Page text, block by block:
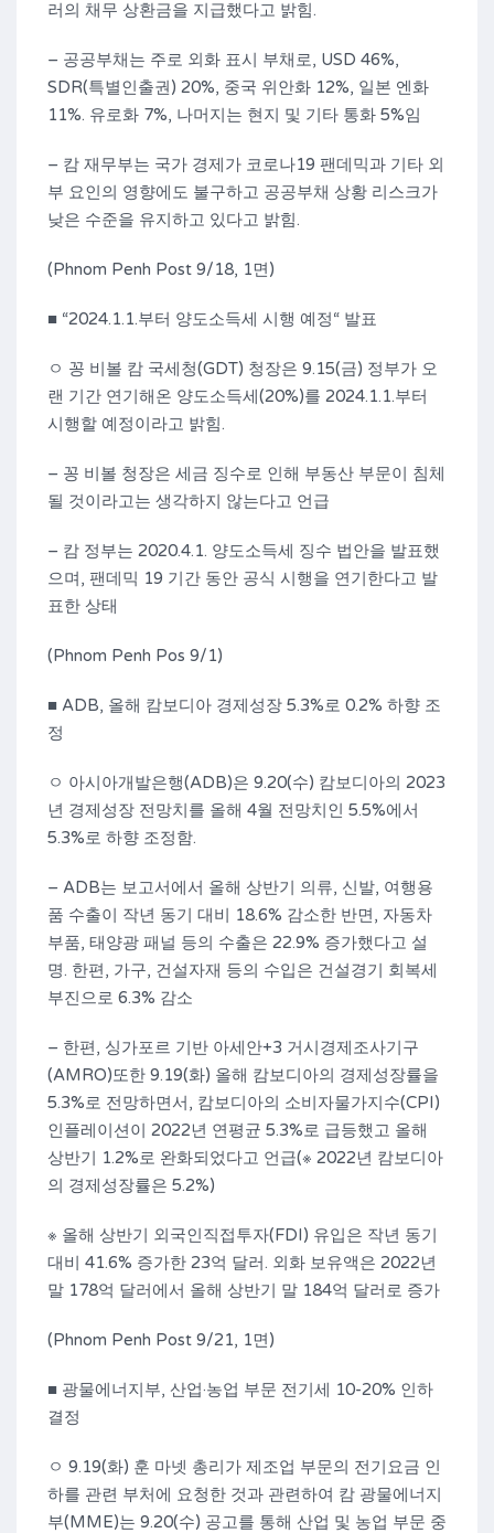
러의 채무 상환금을 지급했다고 밝힘.
– 공공부채는 주로 외화 표시 부채로, USD 46%,
SDR(특별인출권) 20%, 중국 위안화 12%, 일본 엔화
11%. 유로화 7%, 나머지는 현지 및 기타 통화 5%임
– 캄 재무부는 국가 경제가 코로나19 팬데믹과 기타 외
부 요인의 영향에도 불구하고 공공부채 상황 리스크가
낮은 수준을 유지하고 있다고 밝힘.
(Phnom Penh Post 9/18, 1면)
■ “2024.1.1.부터 양도소득세 시행 예정“ 발표
ㅇ 꽁 비볼 캄 국세청(GDT) 청장은 9.15(금) 정부가 오
랜 기간 연기해온 양도소득세(20%)를 2024.1.1.부터
시행할 예정이라고 밝힘.
– 꽁 비볼 청장은 세금 징수로 인해 부동산 부문이 침체
될 것이라고는 생각하지 않는다고 언급
– 캄 정부는 2020.4.1. 양도소득세 징수 법안을 발표했
으며, 팬데믹 19 기간 동안 공식 시행을 연기한다고 발
표한 상태
(Phnom Penh Pos 9/1)
■ ADB, 올해 캄보디아 경제성장 5.3%로 0.2% 하향 조
정
ㅇ 아시아개발은행(ADB)은 9.20(수) 캄보디아의 2023
년 경제성장 전망치를 올해 4월 전망치인 5.5%에서
5.3%로 하향 조정함.
– ADB는 보고서에서 올해 상반기 의류, 신발, 여행용
품 수출이 작년 동기 대비 18.6% 감소한 반면, 자동차
부품, 태양광 패널 등의 수출은 22.9% 증가했다고 설
명. 한편, 가구, 건설자재 등의 수입은 건설경기 회복세
부진으로 6.3% 감소
– 한편, 싱가포르 기반 아세안+3 거시경제조사기구
(AMRO)또한 9.19(화) 올해 캄보디아의 경제성장률을
5.3%로 전망하면서, 캄보디아의 소비자물가지수(CPI)
인플레이션이 2022년 연평균 5.3%로 급등했고 올해
상반기 1.2%로 완화되었다고 언급(※ 2022년 캄보디아
의 경제성장률은 5.2%)
※ 올해 상반기 외국인직접투자(FDI) 유입은 작년 동기
대비 41.6% 증가한 23억 달러. 외화 보유액은 2022년
말 178억 달러에서 올해 상반기 말 184억 달러로 증가
(Phnom Penh Post 9/21, 1면)
■ 광물에너지부, 산업·농업 부문 전기세 10-20% 인하
결정
ㅇ 9.19(화) 훈 마넷 총리가 제조업 부문의 전기요금 인
하를 관련 부처에 요청한 것과 관련하여 캄 광물에너지
부(MME)는 9.20(수) 공고를 통해 산업 및 농업 부문 중